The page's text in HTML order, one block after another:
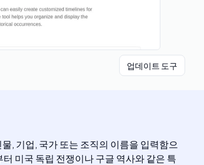
업데이트 도구
, 기업, 국가 또는 조직의 이름을 입력함으
미국 독립 전쟁이나 구글 역사와 같은 특